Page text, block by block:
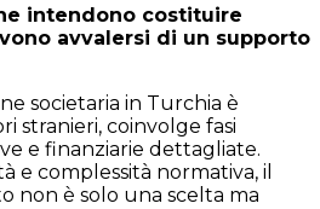
intendono costituire
avvalersi di un supporto
societaria in Turchia è
stranieri, coinvolge fasi
e finanziarie dettagliate.
e complessità normativa, il
non è solo una scelta ma